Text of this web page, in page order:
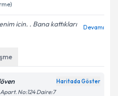
icin. . Bana kattıkları
Devamı
Haritada Göster
No:124 Daire:7